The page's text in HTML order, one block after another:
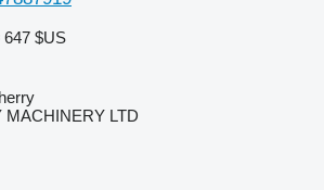
647 $US
LTD